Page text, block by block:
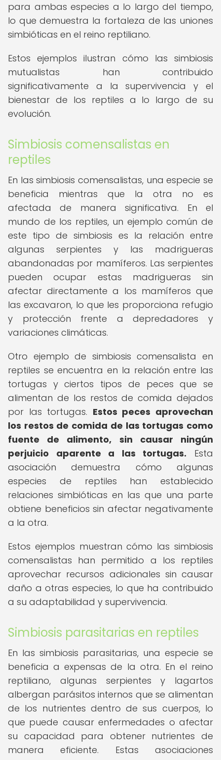
para ambas especies a lo largo del tiempo,
lo que demuestra la fortaleza de las uniones
simbióticas en el reino reptiliano.
Estos ejemplos ilustran cómo las simbiosis
mutualistas han contribuido
significativamente a la supervivencia y el
bienestar de los reptiles a lo largo de su
evolución.
Simbiosis comensalistas en
reptiles
En las simbiosis comensalistas, una especie se
beneficia mientras que la otra no es
afectada de manera significativa. En el
mundo de los reptiles, un ejemplo común de
este tipo de simbiosis es la relación entre
algunas serpientes y las madrigueras
abandonadas por mamíferos. Las serpientes
pueden ocupar estas madrigueras sin
afectar directamente a los mamíferos que
las excavaron, lo que les proporciona refugio
y protección frente a depredadores y
variaciones climáticas.
Otro ejemplo de simbiosis comensalista en
reptiles se encuentra en la relación entre las
tortugas y ciertos tipos de peces que se
alimentan de los restos de comida dejados
por las tortugas. Estos peces aprovechan
los restos de comida de las tortugas como
fuente de alimento, sin causar ningún
perjuicio aparente a las tortugas. Esta
asociación demuestra cómo algunas
especies de reptiles han establecido
relaciones simbióticas en las que una parte
obtiene beneficios sin afectar negativamente
a la otra.
Estos ejemplos muestran cómo las simbiosis
comensalistas han permitido a los reptiles
aprovechar recursos adicionales sin causar
daño a otras especies, lo que ha contribuido
a su adaptabilidad y supervivencia.
Simbiosis parasitarias en reptiles
En las simbiosis parasitarias, una especie se
beneficia a expensas de la otra. En el reino
reptiliano, algunas serpientes y lagartos
albergan parásitos internos que se alimentan
de los nutrientes dentro de sus cuerpos, lo
que puede causar enfermedades o afectar
su capacidad para obtener nutrientes de
manera eficiente. Estas asociaciones